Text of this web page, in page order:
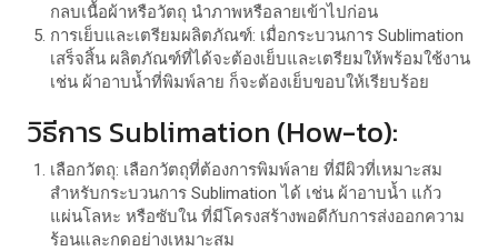
กลบเนื้อผ้าหรือวัตถุ นำภาพหรือลายเข้าไปก่อน
การเย็บและเตรียมผลิตภัณฑ์: เมื่อกระบวนการ Sublimation
เสร็จสิ้น ผลิตภัณฑ์ที่ได้จะต้องเย็บและเตรียมให้พร้อมใช้งาน
เช่น ผ้าอาบน้ำที่พิมพ์ลาย ก็จะต้องเย็บขอบให้เรียบร้อย
วิธีการ Sublimation (How-to):
เลือกวัตถุ: เลือกวัตถุที่ต้องการพิมพ์ลาย ที่มีผิวที่เหมาะสม
สำหรับกระบวนการ Sublimation ได้ เช่น ผ้าอาบน้ำ แก้ว
แผ่นโลหะ หรือซับใน ที่มีโครงสร้างพอดีกับการส่งออกความ
ร้อนและกดอย่างเหมาะสม